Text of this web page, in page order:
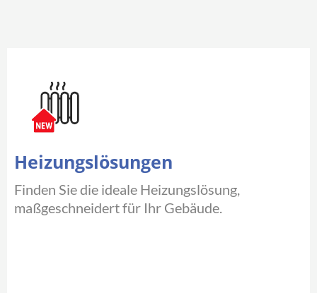
Heizungslösungen
Finden Sie die ideale Heizungslösung,
maßgeschneidert für Ihr Gebäude.